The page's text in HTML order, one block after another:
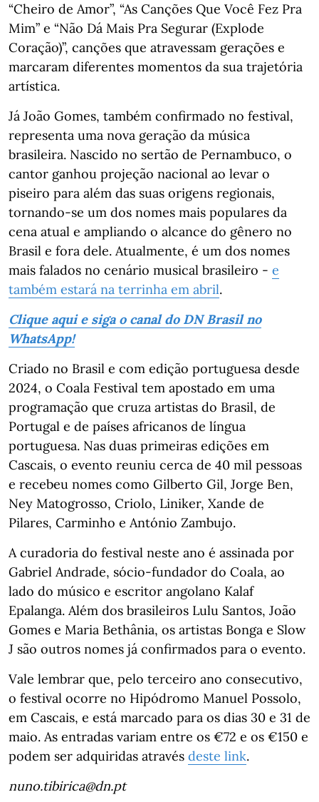
“Cheiro de Amor”, “As Canções Que Você Fez Pra
Mim” e “Não Dá Mais Pra Segurar (Explode
Coração)”, canções que atravessam gerações e
marcaram diferentes momentos da sua trajetória
artística.
Já João Gomes, também confirmado no festival,
representa uma nova geração da música
brasileira. Nascido no sertão de Pernambuco, o
cantor ganhou projeção nacional ao levar o
piseiro para além das suas origens regionais,
tornando-se um dos nomes mais populares da
cena atual e ampliando o alcance do gênero no
Brasil e fora dele. Atualmente, é um dos nomes
mais falados no cenário musical brasileiro - e
também estará na terrinha em abril.
Clique aqui e siga o canal do DN Brasil no
WhatsApp!
Criado no Brasil e com edição portuguesa desde
2024, o Coala Festival tem apostado em uma
programação que cruza artistas do Brasil, de
Portugal e de países africanos de língua
portuguesa. Nas duas primeiras edições em
Cascais, o evento reuniu cerca de 40 mil pessoas
e recebeu nomes como Gilberto Gil, Jorge Ben,
Ney Matogrosso, Criolo, Liniker, Xande de
Pilares, Carminho e António Zambujo.
A curadoria do festival neste ano é assinada por
Gabriel Andrade, sócio-fundador do Coala, ao
lado do músico e escritor angolano Kalaf
Epalanga. Além dos brasileiros Lulu Santos, João
Gomes e Maria Bethânia, os artistas Bonga e Slow
J são outros nomes já confirmados para o evento.
Vale lembrar que, pelo terceiro ano consecutivo,
o festival ocorre no Hipódromo Manuel Possolo,
em Cascais, e está marcado para os dias 30 e 31 de
maio. As entradas variam entre os €72 e os €150 e
podem ser adquiridas através deste link.
nuno.tibirica@dn.pt